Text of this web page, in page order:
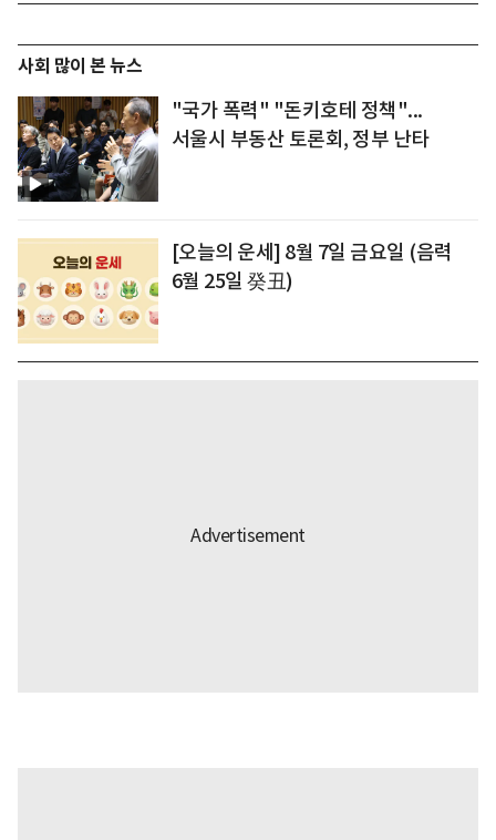
사회 많이 본 뉴스
"국가 폭력" "돈키호테 정책"...
서울시 부동산 토론회, 정부 난타
[오늘의 운세] 8월 7일 금요일 (음력
6월 25일 癸丑)